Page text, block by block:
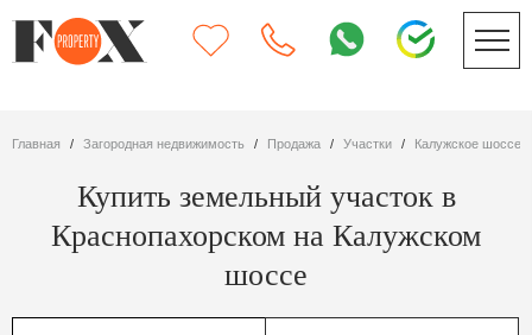
Главная Загородная недвижимость Продажа участки Калужское шоссе
Купить земельный участок в
Краснопахорском на Калужском
шоссе